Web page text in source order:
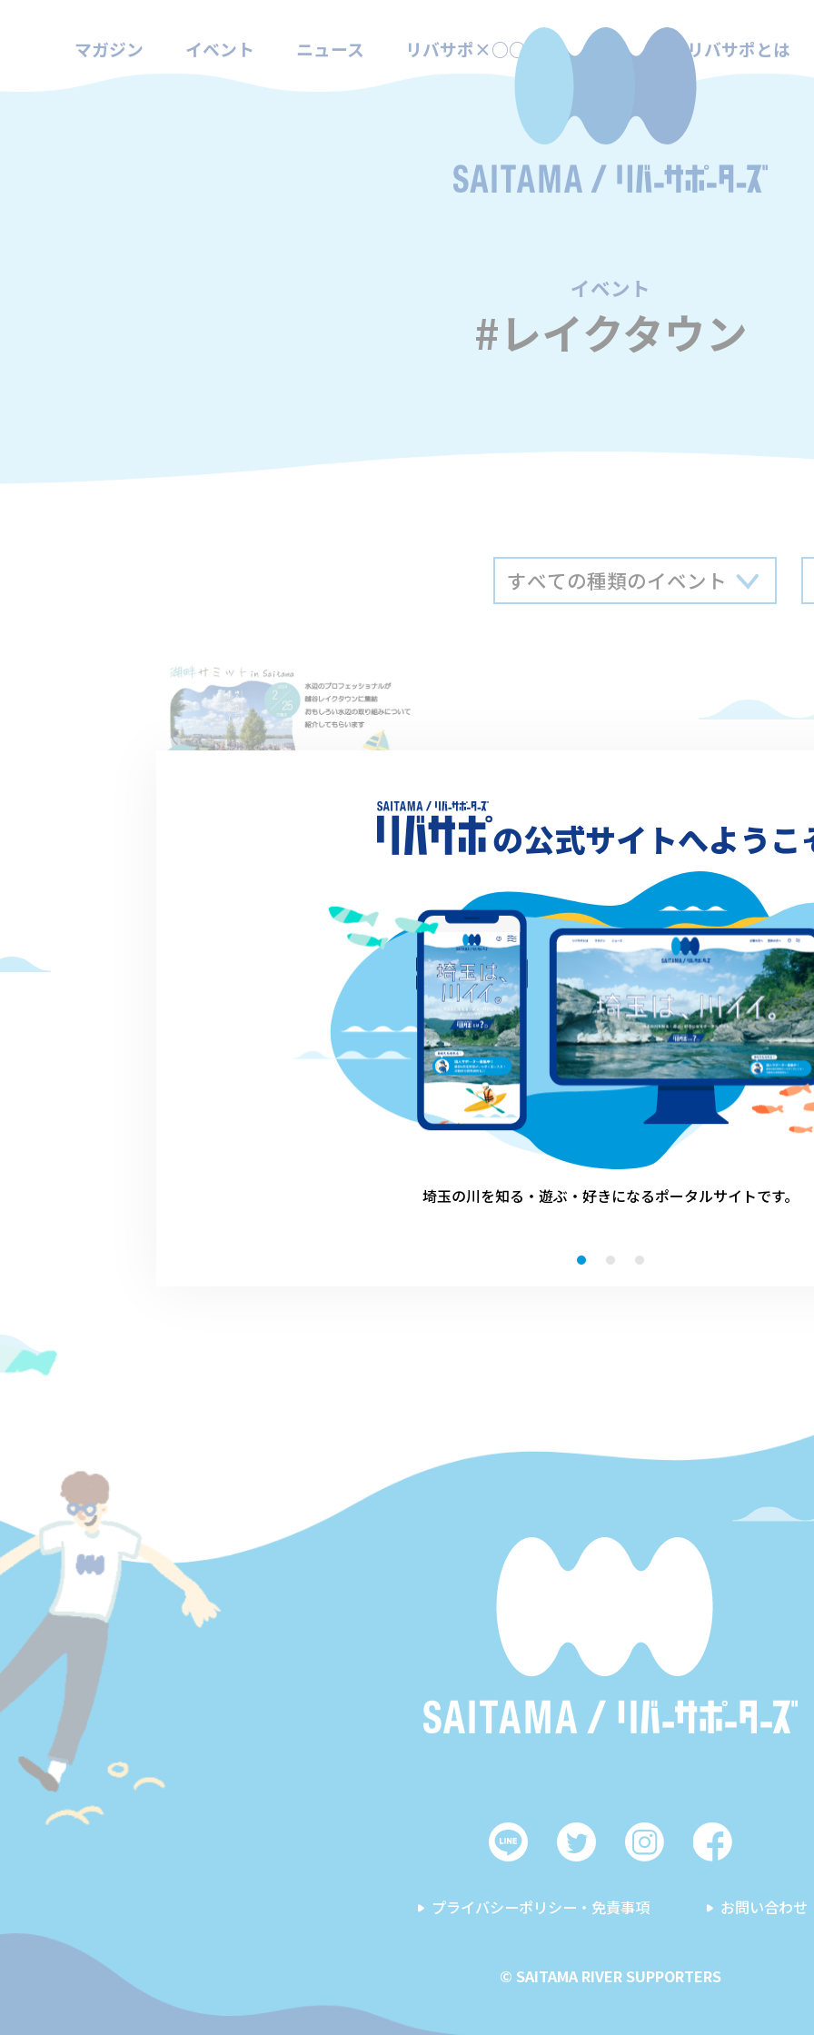
マガジン イベント ニュース リバサポ×○○ リバサポとは
イベント
/
#レイクタウン
2024.02.25(日) 11:00～16:
1
プライバシーポリシー・免責事項 お問い合わせ
© SAITAMA RIVER SUPPORTERS
の公式サイトへようこ
埼玉の川を知る・遊ぶ・好きになるポータルサイトです。